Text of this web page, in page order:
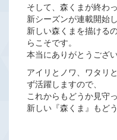
そして、森くまが終わ
新シーズンが連載開始
新しい森くまを描ける
らこそです。
本当にありがとうござ
アイリとノワ、ワタリ
ず活躍しますので、
これからもどうか見守
新しい『森くま』もど